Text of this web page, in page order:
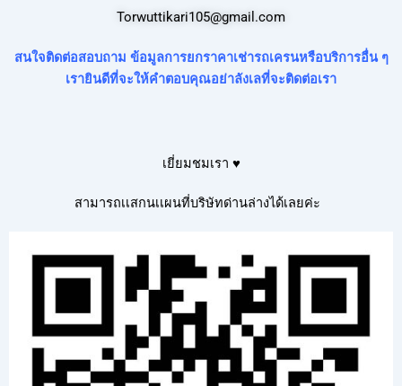
Torwuttikari105@gmail.com
สนใจติดต่อสอบถาม ข้อมูลการยกราคาเช่ารถเครนหรือบริการอื่น ๆ
เรายินดีที่จะให้คำตอบคุณอย่าลังเลที่จะติดต่อเรา
เยี่ยมชมเรา ♥
สามารถเเสกนเเผนที่บริษัทด่านล่างได้เลยค่ะ